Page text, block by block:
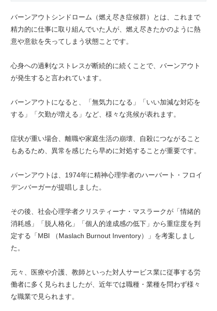
バーンアウトシンドローム（燃え尽き症候群）とは、これまで
精力的に仕事に取り組んでいた人が、燃え尽きたかのように熱
意や意欲を失ってしまう状態ことです。
心身への過剰なストレスが断続的に続くことで、バーンアウト
が発生すると言われています。
バーンアウトになると、「無気力になる」「いい加減な対応を
する」「欠勤が増える」など、様々な兆候が表れます。
症状が重い場合、離職や家庭生活の崩壊、自殺につながること
もあるため、異常を感じたら早めに対処することが重要です。
バーンアウトは、1974年に精神心理学者のハーバート・フロイ
デンバーガーが提唱しました。
その後、社会心理学者クリスティーナ・マスラークが「情緒的
消耗感」「脱人格化」「個人的達成感の低下」から重症度を判
定する「MBI （Maslach Burnout Inventory）」を考案しまし
た。
元々、医療や介護、教師といった対人サービス業に従事する労
働者に多く見られましたが、近年では職種・業種を問わず様々
な職業で見られます。